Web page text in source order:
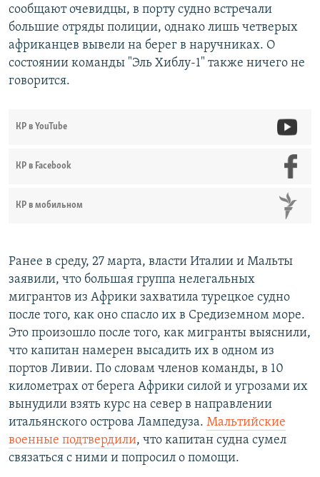
сообщают очевидцы, в порту судно встречали
большие отряды полиции, однако лишь четверых
африканцев вывели на берег в наручниках. О
состоянии команды "Эль Хиблу-1" также ничего не
говорится.
КР в YouTube
КР в Facebook
КР в мобильном
Ранее в среду, 27 марта, власти Италии и Мальты
заявили, что большая группа нелегальных
мигрантов из Африки захватила турецкое судно
после того, как оно спасло их в Средиземном море.
Это произошло после того, как мигранты выяснили,
что капитан намерен высадить их в одном из
портов Ливии. По словам членов команды, в 10
километрах от берега Африки силой и угрозами их
вынудили взять курс на север в направлении
итальянского острова Лампедуза. Мальтийские
военные подтвердили, что капитан судна сумел
связаться с ними и попросил о помощи.